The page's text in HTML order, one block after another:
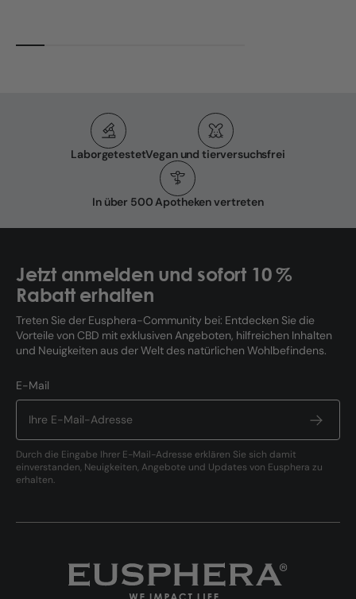
LaborgetestetVegan und tierversuchsfrei
In über 500 Apotheken vertreten
Jetzt anmelden und sofort 10 %
Rabatt erhalten
Treten Sie der Eusphera-Community bei: Entdecken Sie die
Vorteile von CBD mit exklusiven Angeboten, hilfreichen Inhalten
und Neuigkeiten aus der Welt des natürlichen Wohlbefindens.
E-Mail
Durch die Eingabe Ihrer E-Mail-Adresse erklären Sie sich damit
einverstanden, Neuigkeiten, Angebote und Updates von Eusphera zu
erhalten.